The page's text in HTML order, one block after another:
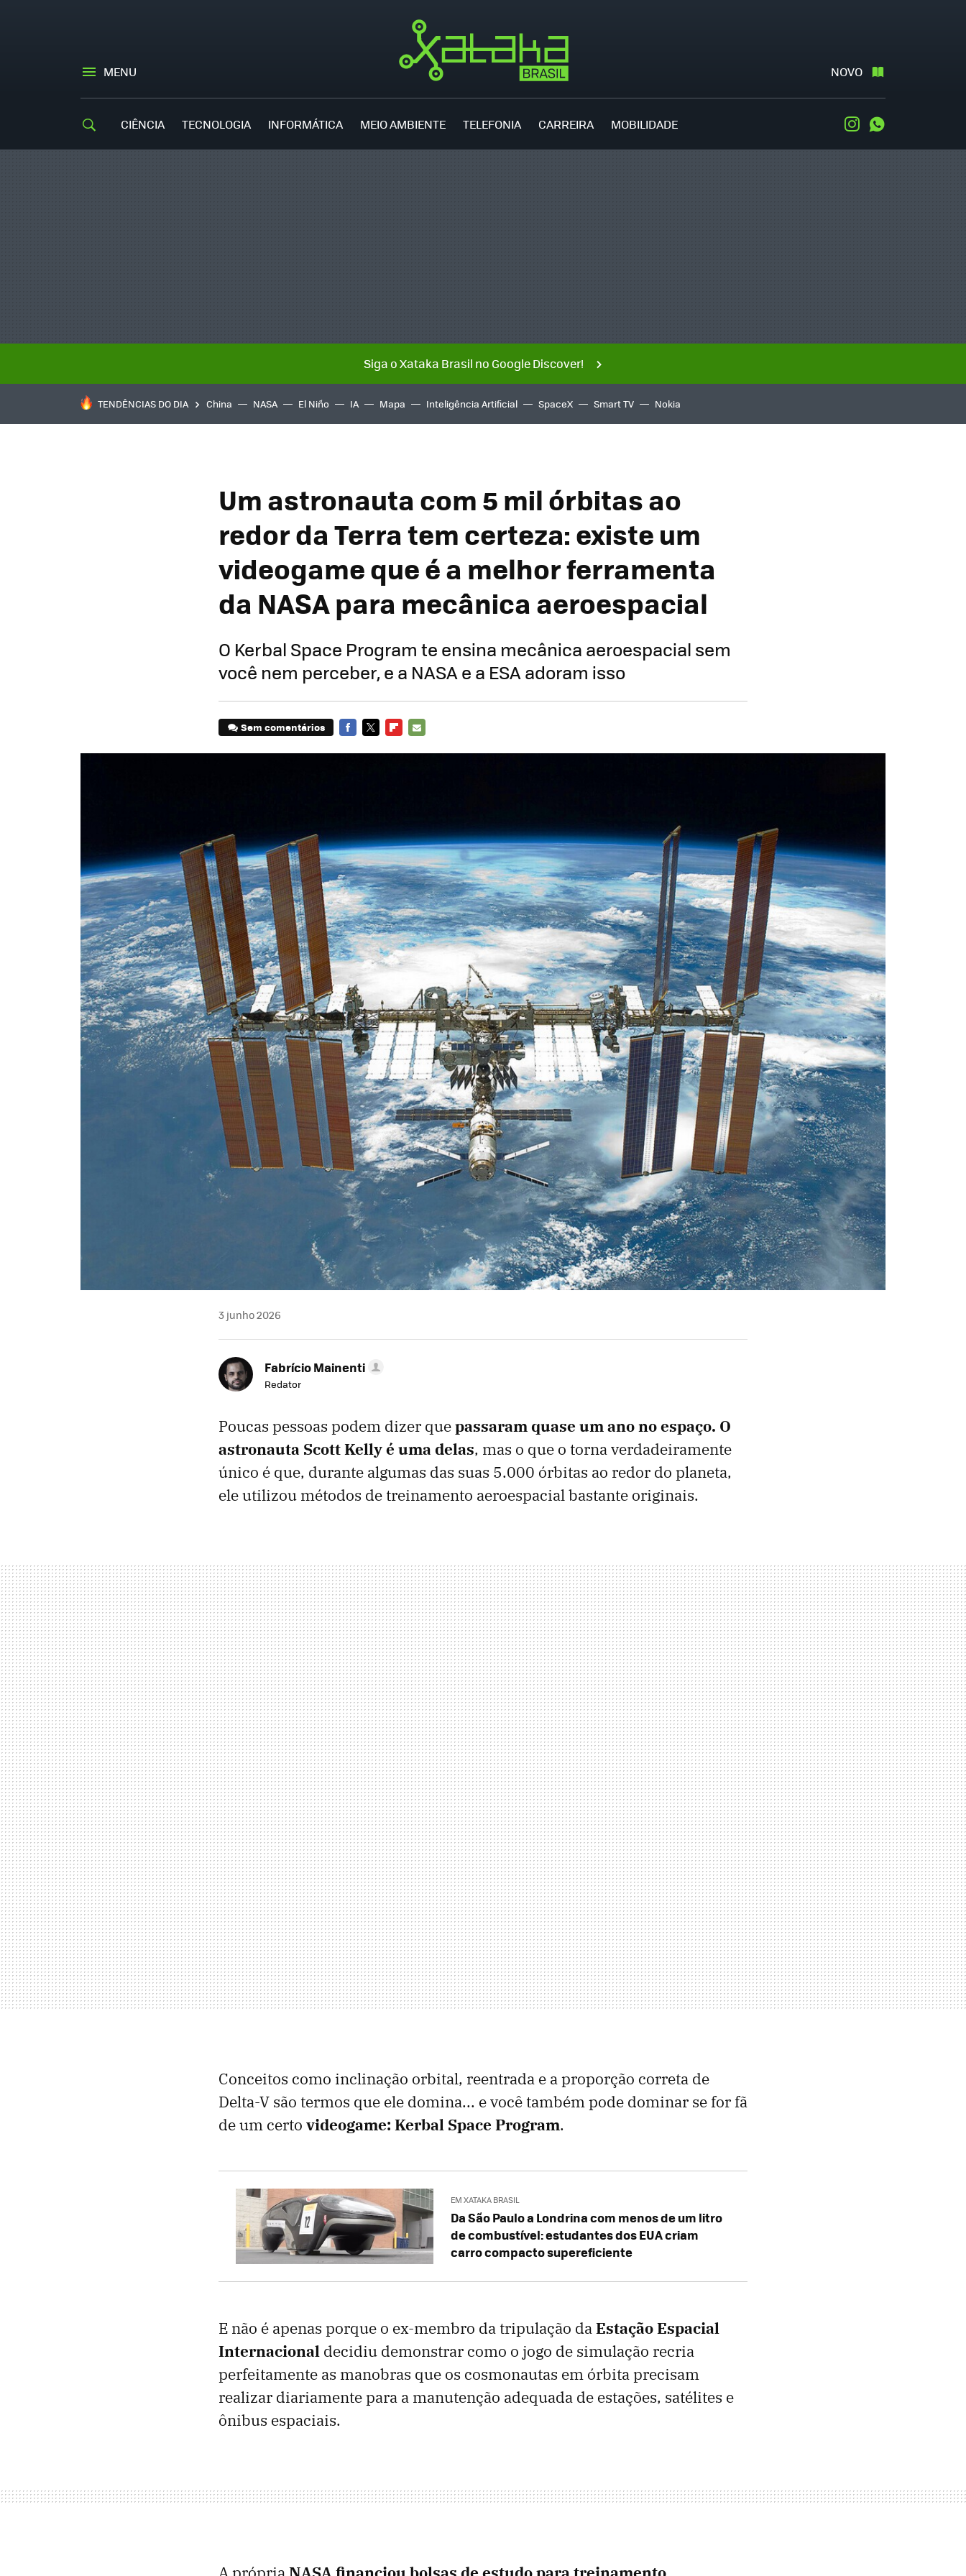
MENU NOVO
CIÊNCIA TECNOLOGIA INFORMÁTICA MEIO AMBIENTE TELEFONIA CARREIRA MOBILIDADE Instagram
Siga o Xataka Brasil no Google Discover!
TENDÊNCIAS DO DIA China NASA El Niño IA Mapa Inteligência Artificial SpaceX Smart TV Nokia
Um astronauta com 5 mil órbitas ao
redor da Terra tem certeza: existe um
videogame que é a melhor ferramenta
da NASA para mecânica aeroespacial
O Kerbal Space Program te ensina mecânica aeroespacial sem
você nem perceber, e a NASA e a ESA adoram isso
Sem comentários
3 junho 2026
Fabrício Mainenti
Redator
Poucas pessoas podem dizer quepassaram quase um ano no espaço. O
astronauta Scott Kelly é uma delas, mas o que o torna verdadeiramente
único é que, durante algumas das suas 5.000 órbitas ao redor do planeta,
ele utilizou métodos de treinamento aeroespacial bastante originais.
Conceitos como inclinação orbital, reentrada e a proporção correta de
Delta-V são termos que ele domina... e você também pode dominar se for fã
de um certo videogame: Kerbal Space Program.
EM XATAKA BRASIL
Da São Paulo a Londrina com menos de um litro
de combustível: estudantes dos EUA criam
carro compacto supereficiente
E não é apenas porque o ex-membro da tripulação daEstação Espacial
Internacional decidiu demonstrar como o jogo de simulação recria
perfeitamente as manobras que os cosmonautas em órbita precisam
realizar diariamente para a manutenção adequada de estações, satélites e
ônibus espaciais.